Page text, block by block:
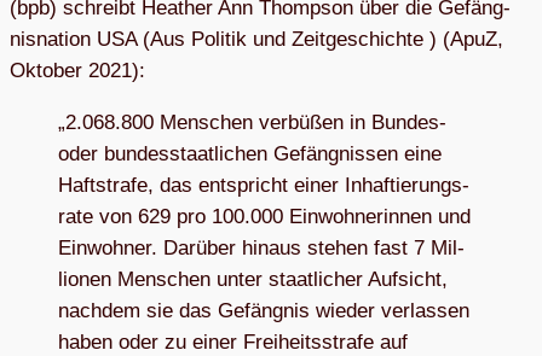
(bpb) schreibt Hea­ther Ann Thomp­son über die Gefäng­
nis­na­tion USA (Aus Poli­tik und Zeit­ge­schichte ) (ApuZ,
Okto­ber 2021):
„2.068.800 Men­schen ver­bü­ßen in Bun­des-
oder bun­des­staat­li­chen Gefäng­nis­sen eine
Haft­strafe, das ent­spricht einer Inhaf­tie­rungs­
rate von 629 pro 100.000 Ein­woh­ne­rin­nen und
Ein­woh­ner. Dar­über hin­aus ste­hen fast 7 Mil­
lio­nen Men­schen unter staat­li­cher Auf­sicht,
nach­dem sie das Gefäng­nis wie­der ver­las­sen
haben oder zu einer Frei­heits­strafe auf